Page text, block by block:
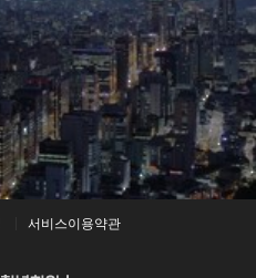
서비스이용약관